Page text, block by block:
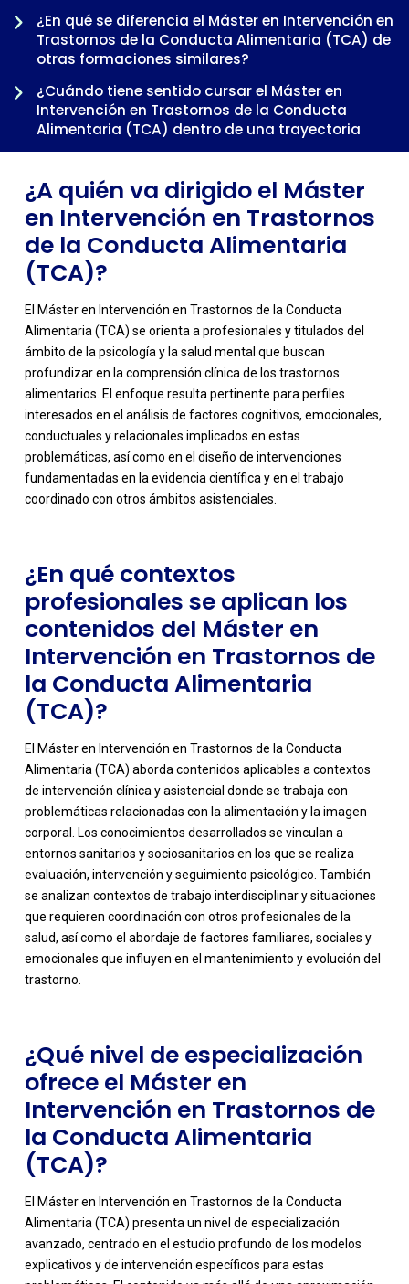
¿En qué se diferencia el Máster en Intervención en
Trastornos de la Conducta Alimentaria (TCA) de
otras formaciones similares?
¿Cuándo tiene sentido cursar el Máster en
Intervención en Trastornos de la Conducta
Alimentaria (TCA) dentro de una trayectoria
profesional?
¿A quién va dirigido el Máster
en Intervención en Trastornos
de la Conducta Alimentaria
(TCA)?
El Máster en Intervención en Trastornos de la Conducta
Alimentaria (TCA) se orienta a profesionales y titulados del
ámbito de la psicología y la salud mental que buscan
profundizar en la comprensión clínica de los trastornos
alimentarios. El enfoque resulta pertinente para perfiles
interesados en el análisis de factores cognitivos, emocionales,
conductuales y relacionales implicados en estas
problemáticas, así como en el diseño de intervenciones
fundamentadas en la evidencia científica y en el trabajo
coordinado con otros ámbitos asistenciales.
-
¿En qué contextos
profesionales se aplican los
contenidos del Máster en
Intervención en Trastornos de
la Conducta Alimentaria
(TCA)?
El Máster en Intervención en Trastornos de la Conducta
Alimentaria (TCA) aborda contenidos aplicables a contextos
de intervención clínica y asistencial donde se trabaja con
problemáticas relacionadas con la alimentación y la imagen
corporal. Los conocimientos desarrollados se vinculan a
entornos sanitarios y sociosanitarios en los que se realiza
evaluación, intervención y seguimiento psicológico. También
se analizan contextos de trabajo interdisciplinar y situaciones
que requieren coordinación con otros profesionales de la
salud, así como el abordaje de factores familiares, sociales y
emocionales que influyen en el mantenimiento y evolución del
trastorno.
-
¿Qué nivel de especialización
ofrece el Máster en
Intervención en Trastornos de
la Conducta Alimentaria
(TCA)?
El Máster en Intervención en Trastornos de la Conducta
Alimentaria (TCA) presenta un nivel de especialización
avanzado, centrado en el estudio profundo de los modelos
explicativos y de intervención específicos para estas